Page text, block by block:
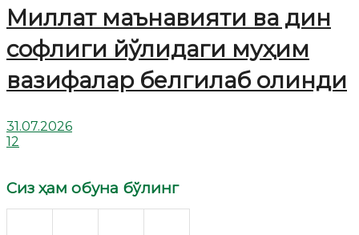
Миллат маънавияти ва дин
софлиги йўлидаги муҳим
вазифалар белгилаб олинди
31.07.2026
12
Сиз ҳам обуна бўлинг